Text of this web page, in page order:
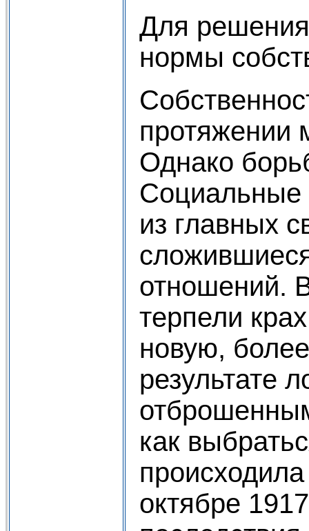
Для
нормы
протяжении
Однако
Социальные
из главных
отношений.
терпели
новую,
результате
как
октябре